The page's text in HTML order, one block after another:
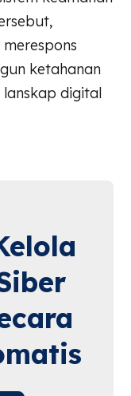
ketahanan
digital